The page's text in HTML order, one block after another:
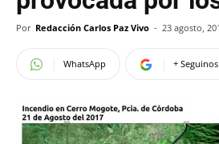
Por Redacción Carlos Paz Vivo - 23 agosto,
WhatsApp +